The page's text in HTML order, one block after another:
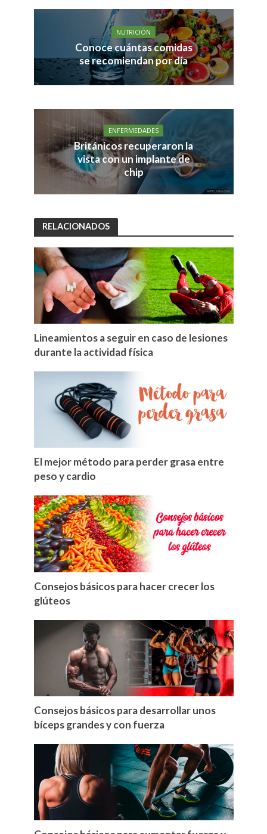
NUTRICIÓN
Conoce cuántas comidas
se recomiendan por día
ENFERMEDADES
Británicos recuperaron la
vista con un implante de
chip
RELACIONADOS
Lineamientos a seguir en caso de lesiones
durante la actividad física
El mejor método para perder grasa entre
peso y cardio
Consejos básicos para hacer crecer los
glúteos
Consejos básicos para desarrollar unos
bíceps grandes y con fuerza